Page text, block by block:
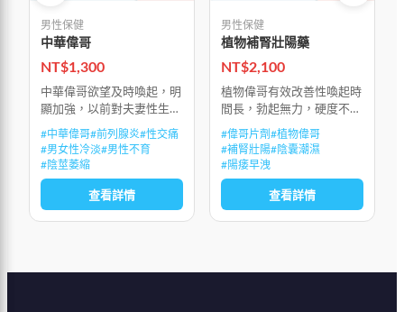
男性保健
中華偉哥
NT$1,300
中華偉哥欲望及時喚起，明
顯加強，以前對夫妻性生活
的懼怕感，隨時被沖動所替
代，能多次射精並達到多次
高潮，房事後能迅速生長補
充精子，不會因精歇而產生
疲勞感和影響腎功
#中華偉哥#前列腺炎#性交痛
#男女性冷淡#男性不育
#陰莖萎縮
查看詳情
男性保健
植物補腎壯陽藥
NT$2,100
植物偉哥有效改善性喚起時
間長，勃起無力，硬度不
夠，陽痿早洩，性生活持續
時間不夠，興奮和敏感度
低，性生活質量低下，射精
無力，射精疼痛，前列腺
炎，前列腺增生，陰
#偉哥片劑#植物偉哥
#補腎壯陽#陰囊潮濕
#陽痿早洩
查看詳情